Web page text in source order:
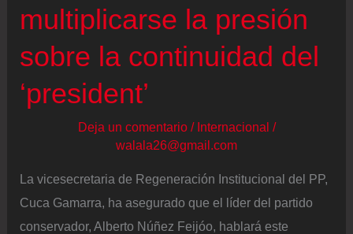
multiplicarse la presión
sobre la continuidad del
‘president’
Deja un comentario / Internacional /
walala26@gmail.com
La vicesecretaria de Regeneración Institucional del PP,
Cuca Gamarra, ha asegurado que el líder del partido
conservador, Alberto Núñez Feijóo, hablará este